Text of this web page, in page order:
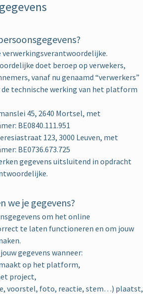
verwerkingsverantwoordelijke.
doet beroep op verwekers,
vanaf nu genaamd “verwerkers”
de technische werking van het platform
45, 2640 Mortsel, met
BE0840.111.951
123, 3000 Leuven, met
BE0736.673.725
gegevens uitsluitend in opdracht
we je gegevens?
om het online
te laten functioneren en om jouw
gegevens wanneer:
op het platform,
project,
voorstel, foto, reactie, stem…) plaatst,